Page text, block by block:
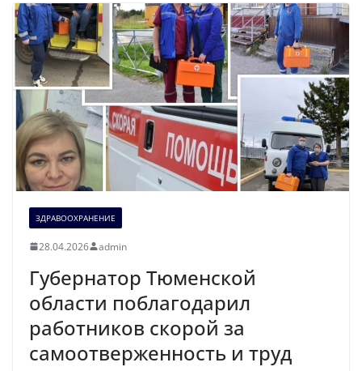
ЗДРАВООХРАНЕНИЕ
28.04.2026 admin
Губернатор Тюменской
области поблагодарил
работников скорой за
самоотверженность и труд